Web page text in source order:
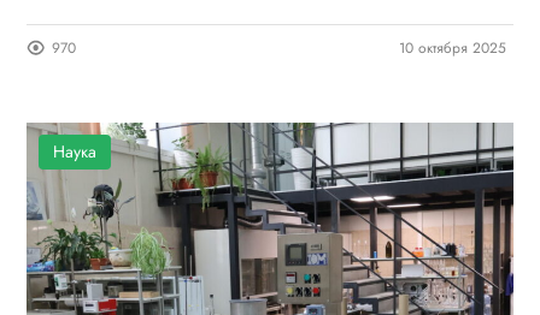
970 10 октября 2025
Наука